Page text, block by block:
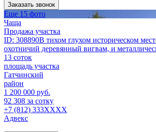
Заказать звонок
Еще 15 фото
Чаща
Продажа участка
ID: 308890В тихом глухом историческом
охотничий деревянный вигвам, и
13 соток
площадь участка
Гатчинский
район
1 200 000 руб.
92 308 за сотку
+7 (812) 333XXXX
Адвекс